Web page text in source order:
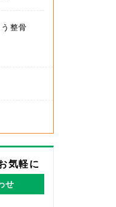
整骨
気軽に
せ